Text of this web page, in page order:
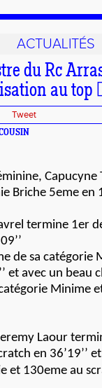
ACTUALITÉS
du Rc
au top
Tweet
Briche 5eme en
termine 1er
de sa catégorie
et avec un beau
catégorie Minime
Laour
en 36’19’’ et
et 130eme au